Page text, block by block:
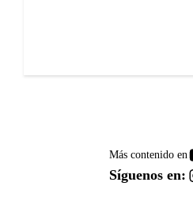
Más contenido en
Síguenos en: